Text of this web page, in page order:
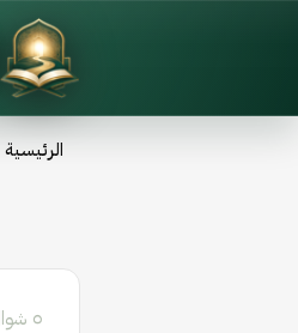
الرئيسية
٥ شوال ١٤٤٧ هـ